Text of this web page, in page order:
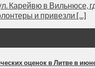
Карейвю в Вильнюсе,
и привезли [...]
оценок в Литве в